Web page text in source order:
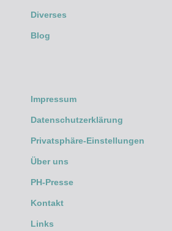
Diverses
Blog
Impressum
Datenschutzerklärung
Privatsphäre-Einstellungen
Über uns
PH-Presse
Kontakt
Links